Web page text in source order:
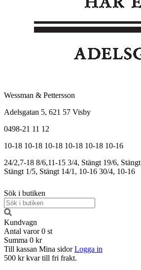
Wessman & Pettersson
Adelsgatan 5, 621 57 Visby
0498-21 11 12
10-18 10-18 10-18 10-18 10-18 10-16
24/2,7-18 8/6,11-15 3/4, Stängt 19/6, Stängt
Stängt 1/5, Stängt 14/1, 10-16 30/4, 10-16
Sök i butiken
Kundvagn
Antal varor 0 st
Summa 0 kr
Till kassan Mina sidor Logga in
500 kr kvar till fri frakt.